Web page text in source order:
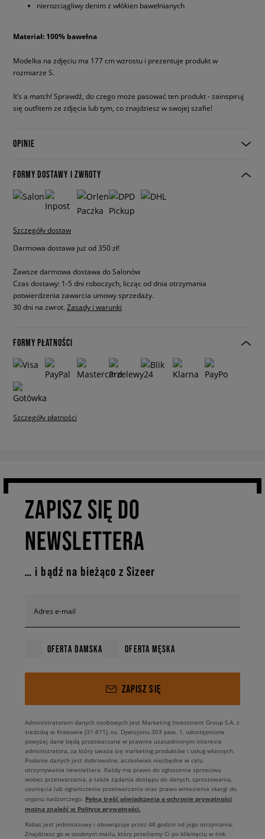
nierozciągliwy denim z włókien bawełnianych
Materiał: 100% bawełna
Modelka na zdjęciu ma 177 cm wzrostu i prezentuje produkt w
rozmiarze S.
It’s a match! Sprawdź, do czego może pasować ten produkt - zainspiruj
się outfitem ze zdjęcia lub tym, co znajdziesz w swojej szafie!
OPINIE
FORMY DOSTAWY I ZWROTY
Szczegóły dostaw
Darmowa dostawa już od 350 zł!
Zawsze darmowa dostawa do Salonów
Czas dostawy: 1-5 dni roboczych, licząc od dnia otrzymania
potwierdzenia zawarcia umowy sprzedaży.
30 dni na zwrot. Zasady i warunki
FORMY PŁATNOŚCI
Szczegóły płatności
ZAPISZ SIĘ DO
NEWSLETTERA
… i bądź na bieżąco z Sizeer
Adres e-mail
OFERTA DAMSKA OFERTA MĘSKA
ZAPISZ SIĘ
Administratorem danych osobowych jest Marketing Investment Group S.A. z
siedzibą w Krakowie (31-871), os. Dywizjonu 303 paw. 1, udostępnione
powyżej dane będą przetwarzane w prawnie uzasadnionym interesie
administratora, za który uważa się marketing produktów i usług własnych.
Podanie danych jest dobrowolne, aczkolwiek niezbędne w celu
otrzymywania newslettera. Każdy ma prawo do zgłoszenia sprzeciwu
wobec przetwarzania, a także żądania dostępu do danych, sprostowania,
usunięcia lub ograniczenia przetwarzania oraz prawo wniesienia skargi do
organu nadzorczego. Pełną treść oświadczenia o ochronie prywatności
można znaleźć w Polityce prywatności.
Rabat jest jednorazowy i obowiązuje przez 48 godzin od jego otrzymania.
Znajdziesz go w osobnym mailu, który prześlemy Ci po kliknięciu w link